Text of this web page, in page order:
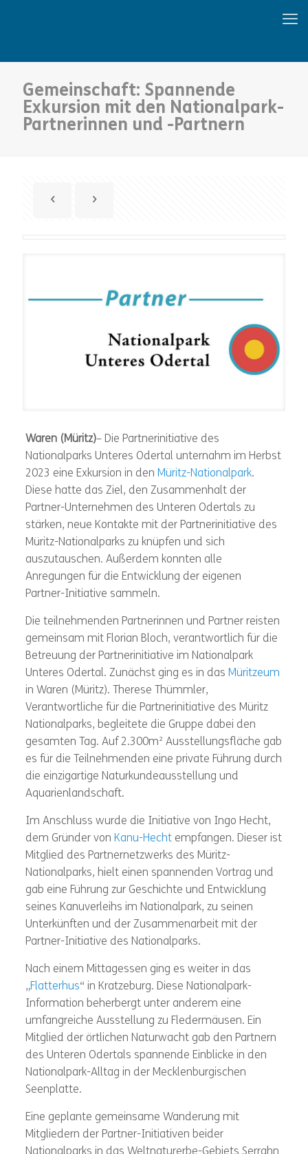
Gemeinschaft: Spannende
Exkursion mit den Nationalpark-
Partnerinnen und -Partnern
Waren (Müritz)– Die Partnerinitiative des
Nationalparks Unteres Odertal unternahm im Herbst
2023 eine Exkursion in den Müritz-Nationalpark.
Diese hatte das Ziel, den Zusammenhalt der
Partner-Unternehmen des Unteren Odertals zu
stärken, neue Kontakte mit der Partnerinitiative des
Müritz-Nationalparks zu knüpfen und sich
auszutauschen. Außerdem konnten alle
Anregungen für die Entwicklung der eigenen
Partner-Initiative sammeln.
Die teilnehmenden Partnerinnen und Partner reisten
gemeinsam mit Florian Bloch, verantwortlich für die
Betreuung der Partnerinitiative im Nationalpark
Unteres Odertal. Zunächst ging es in das Müritzeum
in Waren (Müritz). Therese Thümmler,
Verantwortliche für die Partnerinitiative des Müritz
Nationalparks, begleitete die Gruppe dabei den
gesamten Tag. Auf 2.300m² Ausstellungsfläche gab
es für die Teilnehmenden eine private Führung durch
die einzigartige Naturkundeausstellung und
Aquarienlandschaft.
Im Anschluss wurde die Initiative von Ingo Hecht,
dem Gründer von Kanu-Hechtempfangen. Dieser ist
Mitglied des Partnernetzwerks des Müritz-
Nationalparks, hielt einen spannenden Vortrag und
gab eine Führung zur Geschichte und Entwicklung
seines Kanuverleihs im Nationalpark, zu seinen
Unterkünften und der Zusammenarbeit mit der
Partner-Initiative des Nationalparks.
Nach einem Mittagessen ging es weiter in das
„Flatterhus“ in Kratzeburg. Diese Nationalpark-
Information beherbergt unter anderem eine
umfangreiche Ausstellung zu Fledermäusen. Ein
Mitglied der örtlichen Naturwacht gab den Partnern
des Unteren Odertals spannende Einblicke in den
Nationalpark-Alltag in der Mecklenburgischen
Seenplatte.
Eine geplante gemeinsame Wanderung mit
Mitgliedern der Partner-Initiativen beider